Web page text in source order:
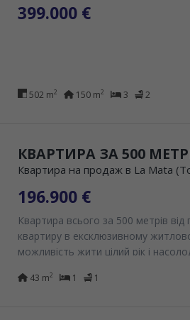
399.000 €
502 m2 150 m2 3 2
КВАРТИРА ЗА 500
Квартира на продаж в La Mata
196.900 €
Квартира всього за 500 метрів
квартиру в ексклюзивному
можливість жити цілий рік і
43 m2 1 1